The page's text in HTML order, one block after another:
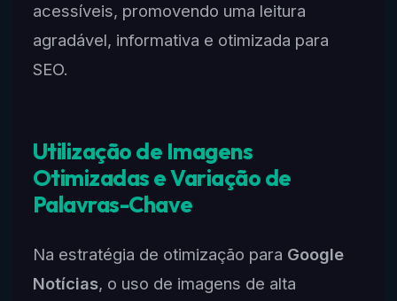
acessíveis, promovendo uma leitura
agradável, informativa e otimizada para
SEO.
Utilização de Imagens
Otimizadas e Variação de
Palavras-Chave
Na estratégia de otimização para Google
Notícias, o uso de imagens de alta